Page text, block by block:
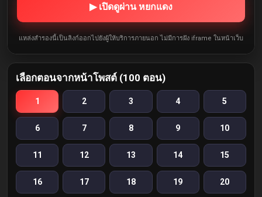
▶ เปิดดูผ่าน หยกแดง
แหล่งสำรองนี้เป็นลิงก์ออกไปยังผู้ให้บริการภายนอก ไม่มีการฝัง iframe ในหน้าเว็บ
เลือกตอนจากหน้าโพสต์ (100 ตอน)
1 2 3 4 5
6 7 8 9 10
11 12 13 14 15
16 17 18 19 20